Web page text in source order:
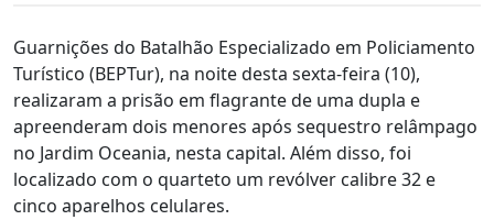
Guarnições do Batalhão Especializado em Policiamento
Turístico (BEPTur), na noite desta sexta-feira (10),
realizaram a prisão em flagrante de uma dupla e
apreenderam dois menores após sequestro relâmpago
no Jardim Oceania, nesta capital. Além disso, foi
localizado com o quarteto um revólver calibre 32 e
cinco aparelhos celulares.